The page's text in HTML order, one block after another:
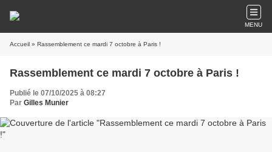
MENU
Accueil » Rassemblement ce mardi 7 octobre à Paris !
Rassemblement ce mardi 7 octobre à Paris !
Publié le 07/10/2025 à 08:27
Par Gilles Munier